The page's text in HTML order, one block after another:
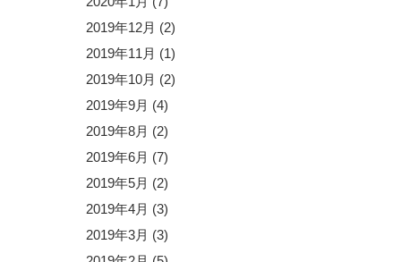
2019年12月 (2)
2019年11月 (1)
2019年10月 (2)
2019年9月 (4)
2019年8月 (2)
2019年6月 (7)
2019年5月 (2)
2019年4月 (3)
2019年3月 (3)